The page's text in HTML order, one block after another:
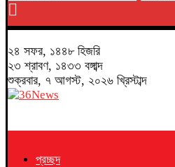
২৪ সফর, ১৪৪৮ হিজরি
২৩ শ্রাবণ, ১৪৩৩ বঙ্গাব্দ
শুক্রবার, ৭ আগস্ট, ২০২৬ খ্রিস্টাব্দ
প্রচ্ছদ